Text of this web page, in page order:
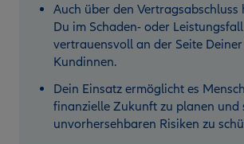
Auch über den Vertragsabschluss
Du im Schaden- oder Leistungsfall
vertrauensvoll an der Seite
Kundinnen.
Dein Einsatz ermöglicht es
finanzielle Zukunft zu planen und
unvorhersehbaren Risiken zu